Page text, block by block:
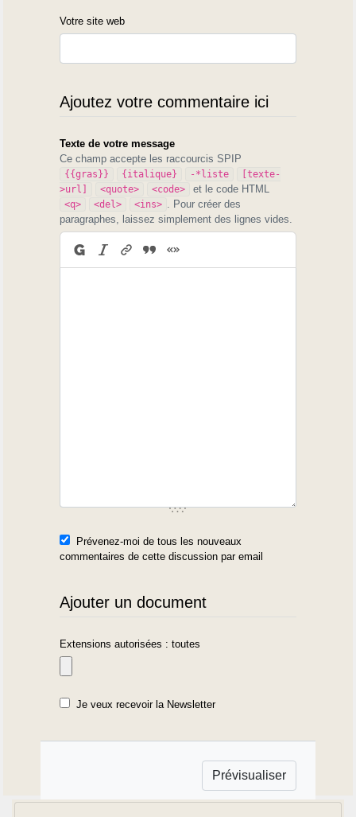
Votre site web
Ajoutez votre commentaire ici
Texte de votre message
Ce champ accepte les raccourcis SPIP
{{gras}} {italique} -*liste
[texte-
>url]
<quote> <code> et le code HTML
<q> <del> <ins>
. Pour créer des
paragraphes, laissez simplement des lignes vides.
Prévenez-moi de tous les nouveaux
commentaires de cette discussion par email
Ajouter un document
Extensions autorisées : toutes
Je veux recevoir la Newsletter